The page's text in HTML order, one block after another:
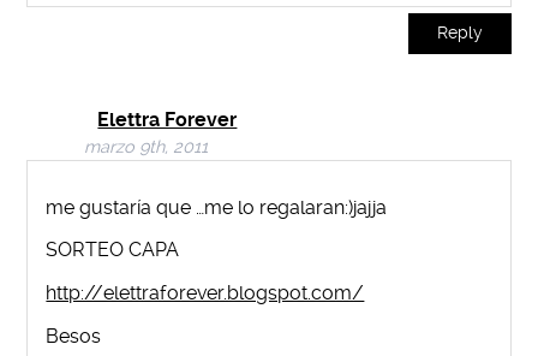
Reply
Elettra Forever
marzo 9th, 2011
me gustaría que …me lo regalaran:)jajja
SORTEO CAPA
http://elettraforever.blogspot.com/
Besos